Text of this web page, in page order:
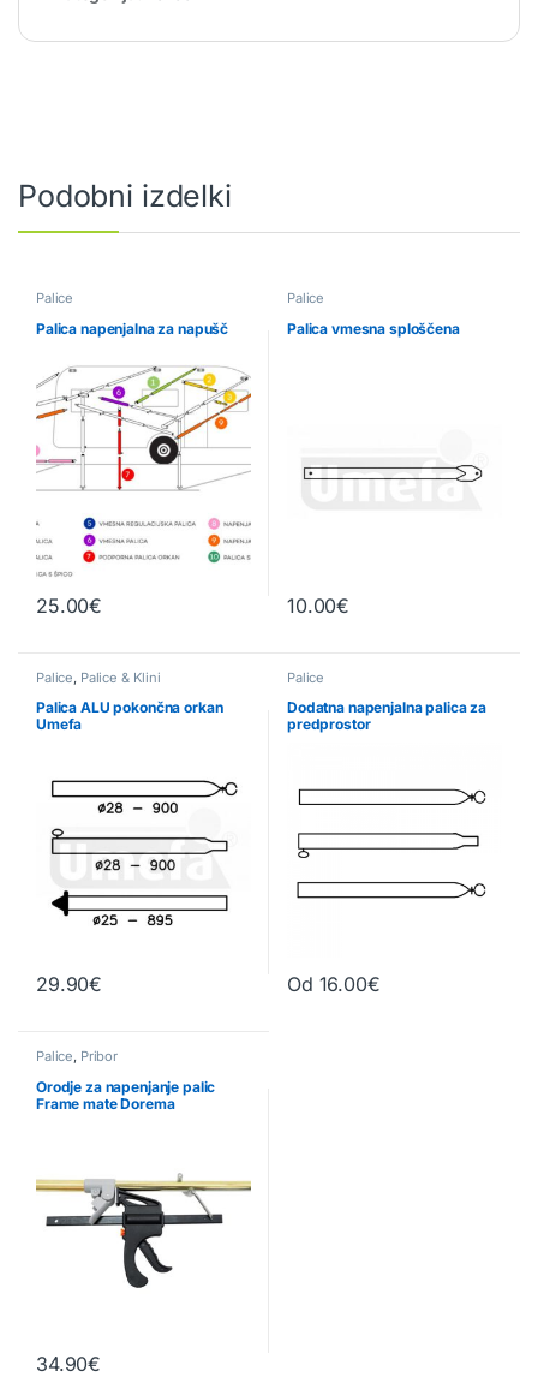
Podobni izdelki
Palice
Palica napenjalna za napušč
25.00€
Palice
Palica vmesna sploščena
10.00€
Palice, Palice & Klini
Palica ALU pokončna orkan
Umefa
29.90€
Palice
Dodatna napenjalna palica za
predprostor
Od 16.00€
Palice, Pribor
Orodje za napenjanje palic
Frame mate Dorema
34.90€